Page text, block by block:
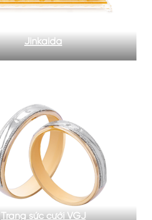
Jinkaida
Trang sức cưới VGJ